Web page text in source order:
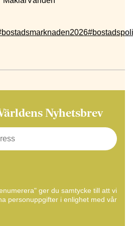
Nyhetsbrev
ger du samtycke till att vi
personuppgifter i enlighet med vår